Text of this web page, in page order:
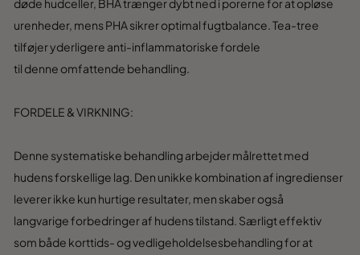
døde hudceller, BHA trænger dybt ned i porerne for at opløse
urenheder, mens PHA sikrer optimal fugtbalance. Tea-tree
tilføjer yderligere anti-inflammatoriske fordele
til denne omfattende behandling.
FORDELE & VIRKNING:
Denne systematiske behandling arbejder målrettet med
hudens forskellige lag. Den unikke kombination af ingredienser
leverer ikke kun hurtige resultater, men skaber også
langvarigeforbedringer af hudens tilstand. Særligt effektiv
som både korttids- ogvedligeholdelsesbehandling forat